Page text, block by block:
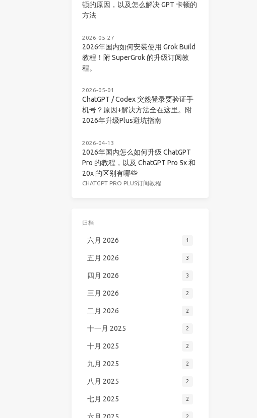
顿的原因，以及怎么解决 GPT 卡顿的
方法
2026-05-27
2026年国内如何安装使用 Grok Build
教程！附 SuperGrok 的升级订阅教
程。
2026-05-01
ChatGPT / Codex 突然登录要验证手
机号？原因+解决方法全在这里。附
2026年升级Plus避坑指南
2026-04-13
2026年国内怎么如何升级 ChatGPT
Pro 的教程，以及 ChatGPT Pro 5x 和
20x 的区别有哪些
CHATGPT PRO PLUS订阅教程
归档
六月 2026 1
五月 2026 3
四月 2026 3
三月 2026 2
二月 2026 2
十一月 2025 2
十月 2025 2
九月 2025 2
八月 2025 2
七月 2025 2
2